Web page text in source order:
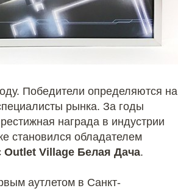
Победители определяются на
рынка. За годы
награда в индустрии
становился обладателем
Outlet Village Белая Дача.
аутлетом в Санкт-